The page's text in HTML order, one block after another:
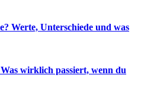
Werte, Unterschiede und was
wirklich passiert, wenn du